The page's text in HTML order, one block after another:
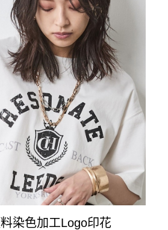
染色加工Logo印花